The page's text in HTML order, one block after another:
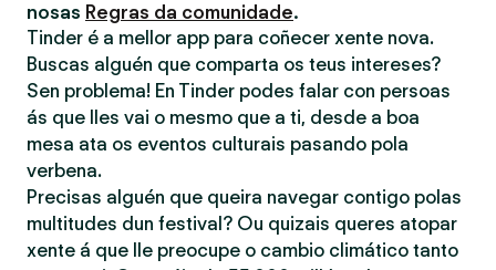
nosas Regras da comunidade.
Tinder é a mellor app para coñecer xente nova.
Buscas alguén que comparta os teus intereses?
Sen problema! En Tinder podes falar con persoas
ás que lles vai o mesmo que a ti, desde a boa
mesa ata os eventos culturais pasando pola
verbena.
Precisas alguén que queira navegar contigo polas
multitudes dun festival? Ou quizais queres atopar
xente á que lle preocupe o cambio climático tanto